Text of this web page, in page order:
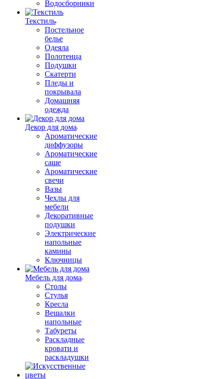
Водосборники
Текстиль
Постельное
белье
Одеяла
Полотенца
Подушки
Скатерти
Пледы и
покрывала
Домашняя
одежда
Декор для дома
Ароматические
диффузоры
Ароматические
саше
Ароматические
свечи
Вазы
Чехлы для
мебели
Декоративные
подушки
Электрические
напольные
камины
Ключницы
Мебель для дома
Столы
Стулья
Кресла
Вешалки
напольные
Табуреты
Раскладные
кровати и
раскладушки